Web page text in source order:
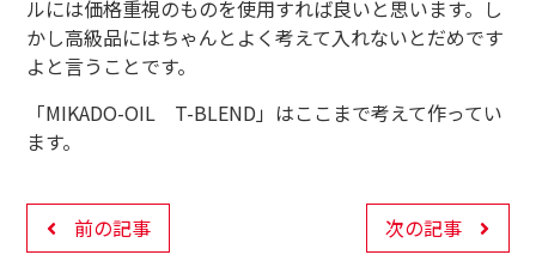
ルには価格重視のものを使用すれば良いと思います。し
かし高級品にはちゃんとよく考えて入れないとだめです
よと言うことです。
「MIKADO-OIL T-BLEND」はここまで考えて作ってい
ます。
前の記事 次の記事